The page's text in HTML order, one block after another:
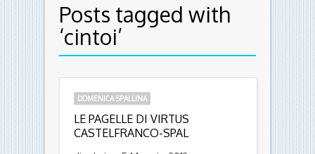
Posts tagged with
‘cintoi’
DOMENICA SPALLINA
LE PAGELLE DI VIRTUS
CASTELFRANCO-SPAL